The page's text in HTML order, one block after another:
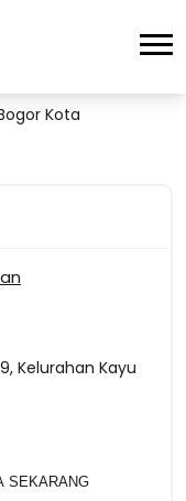
Kota
Kelurahan Kayu
SEKARANG